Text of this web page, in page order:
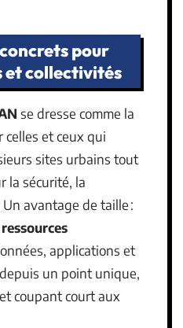
pour
et collectivités
se dresse comme la
et ceux qui
sites urbains tout
la sécurité, la
avantage de taille :
applications et
un point unique,
coupant court aux